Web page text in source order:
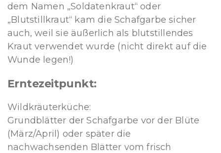
dem Namen „Soldatenkraut“ oder
„Blutstillkraut“ kam die Schafgarbe sicher
auch, weil sie äußerlich als blutstillendes
Kraut verwendet wurde (nicht direkt auf die
Wunde legen!)
Erntezeitpunkt:
Wildkräuterküche:
Grundblätter der Schafgarbe vor der Blüte
(März/April) oder später die
nachwachsenden Blätter vom frisch